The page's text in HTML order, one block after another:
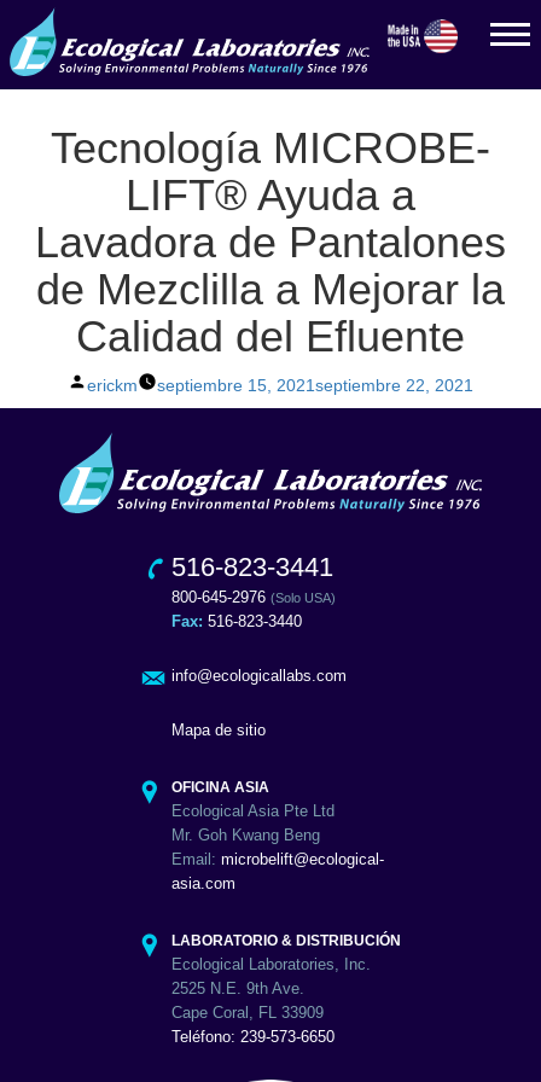
Tecnología MICROBE-
LIFT® Ayuda a
Lavadora de Pantalones
de Mezclilla a Mejorar la
Calidad del Efluente
Posted
by
erickm septiembre 15, 2021septiembre 22, 2021
516-823-3441
800-645-2976 (Solo USA)
Fax: 516-823-3440
info@ecologicallabs.com
Mapa de sitio
OFICINA ASIA
Ecological Asia Pte Ltd
Mr. Goh Kwang Beng
Email: microbelift@ecological-
asia.com
LABORATORIO & DISTRIBUCIÓN
Ecological Laboratories, Inc.
2525 N.E. 9th Ave.
Cape Coral, FL 33909
Teléfono: 239-573-6650